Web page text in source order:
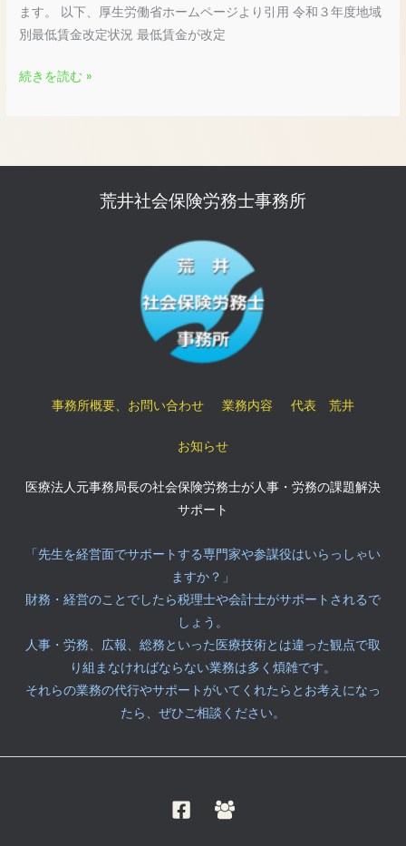
ます。 以下、厚生労働省ホームページより引用 令和３年度地域
別最低賃金改定状況 最低賃金が改定
続きを読む »
荒井社会保険労務士事務所
事務所概要、お問い合わせ 業務内容 代表 荒井
お知らせ
医療法人元事務局長の社会保険労務士が人事・労務の課題解決
サポート
「先生を経営面でサポートする専門家や参謀役はいらっしゃい
ますか？」
財務・経営のことでしたら税理士や会計士がサポートされるで
しょう。
人事・労務、広報、総務といった医療技術とは違った観点で取
り組まなければならない業務は多く煩雑です。
それらの業務の代行やサポートがいてくれたらとお考えになっ
たら、ぜひご相談ください。